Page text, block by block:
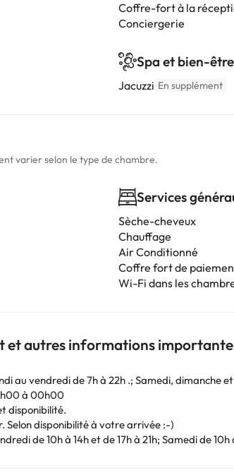
Coffre-fort à la
Conciergerie
Spa et bien-être
Jacuzzi En supplément
varier selon le type de chambre.
Services
Sèche-cheveux
Chauffage
Air Conditionné
Coffre fort de
Wi-Fi dans les
et autres informations
au vendredi de 7h à 22h .; Samedi, dimanche
à 00h00
disponibilité.
Selon disponibilité à votre arrivée :-)
de 10h à 14h et de 17h à 21h; Samedi de